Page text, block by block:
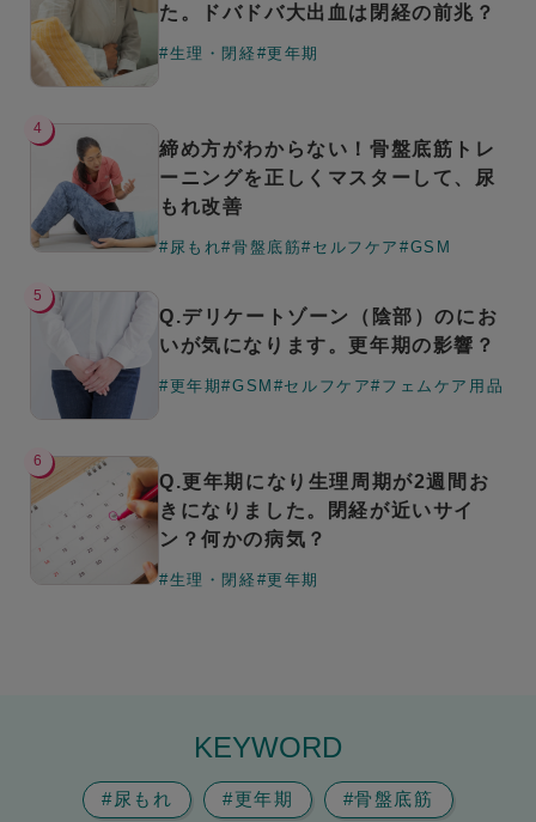
た。ドバドバ大出血は閉経の前兆？
#生理・閉経 #更年期
4
締め方がわからない！骨盤底筋トレ
ーニングを正しくマスターして、尿
もれ改善
#尿もれ#骨盤底筋#セルフケア#GSM
5
Q.デリケートゾーン（陰部）のにお
いが気になります。更年期の影響？
#更年期#GSM #セルフケア#フェムケア用品
6
Q.更年期になり生理周期が2週間お
きになりました。閉経が近いサイ
ン？何かの病気？
#生理・閉経 #更年期
KEYWORD
#尿もれ #更年期 #骨盤底筋